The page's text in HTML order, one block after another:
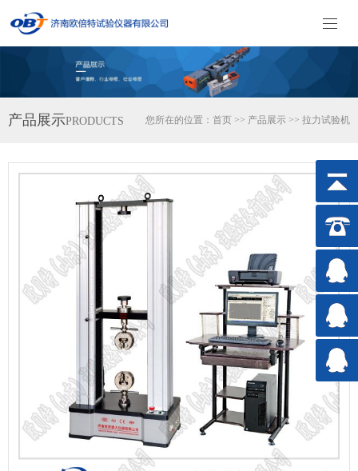
产品展示PRODUCTS 您所在的位置： 首页 >> 产品展示 >> 拉力试验机